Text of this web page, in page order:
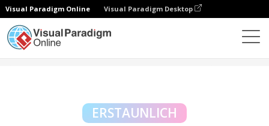
Visual Paradigm Online Visual Paradigm Desktop
ERSTAUNLICH